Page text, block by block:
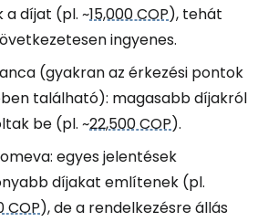
a díjat (pl. ~15,000 COP), tehát
ingyenes.
(gyakran az érkezési pontok
található): magasabb díjakról
be (pl. ~22,500 COP).
egyes jelentések
díjakat említenek (pl.
COP), de a rendelkezésre állás